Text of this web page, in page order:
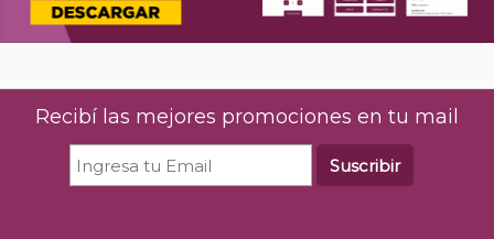
Recibí las mejores promociones en tu mail
Suscribir